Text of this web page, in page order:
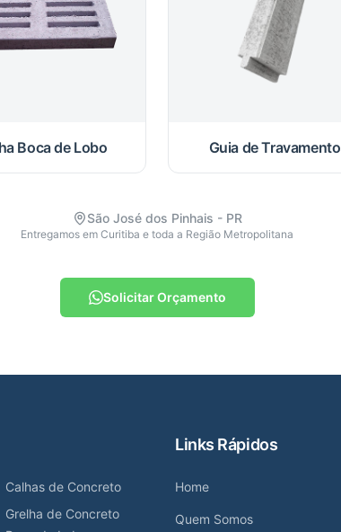
Boca de Lobo Guia de Travamento
São José dos Pinhais - PR
Entregamos em Curitiba e toda a Região Metropolitana
Solicitar Orçamento
Calhas de Concreto
Grelha de Concreto
Links Rápidos
Home
Quem Somos